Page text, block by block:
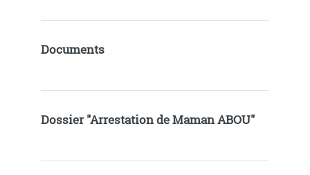
Documents
Dossier "Arrestation de Maman ABOU"